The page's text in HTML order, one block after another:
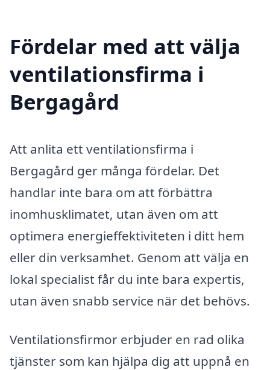
Fördelar med att välja
ventilationsfirma i
Bergagård
Att anlita ett ventilationsfirma i
Bergagård ger många fördelar. Det
handlar inte bara om att förbättra
inomhusklimatet, utan även om att
optimera energieffektiviteten i ditt hem
eller din verksamhet. Genom att välja en
lokal specialist får du inte bara expertis,
utan även snabb service när det behövs.
Ventilationsfirmor erbjuder en rad olika
tjänster som kan hjälpa dig att uppnå en